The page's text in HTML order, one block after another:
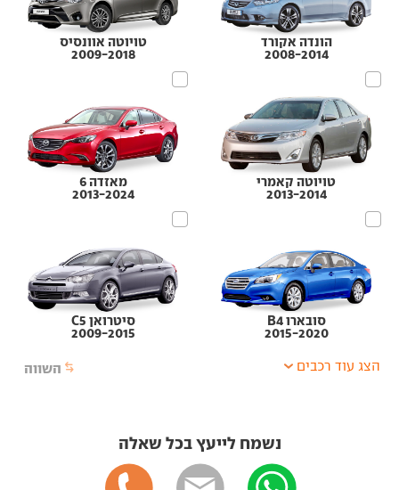
הונדה אקורד
2008-2014
טויוטה אוונסיס
2009-2018
טויוטה קאמרי
2013-2014
מאזדה 6
2013-2024
סובארו B4
2015-2020
סיטרואן C5
2009-2015
השווה הצג עוד רכבים
נשמח לייעץ בכל שאלה